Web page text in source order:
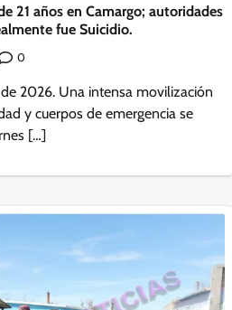
21 años en Camargo; autoridades
fue Suicidio.
0
2026. Una intensa movilización
y cuerpos de emergencia se
[…]